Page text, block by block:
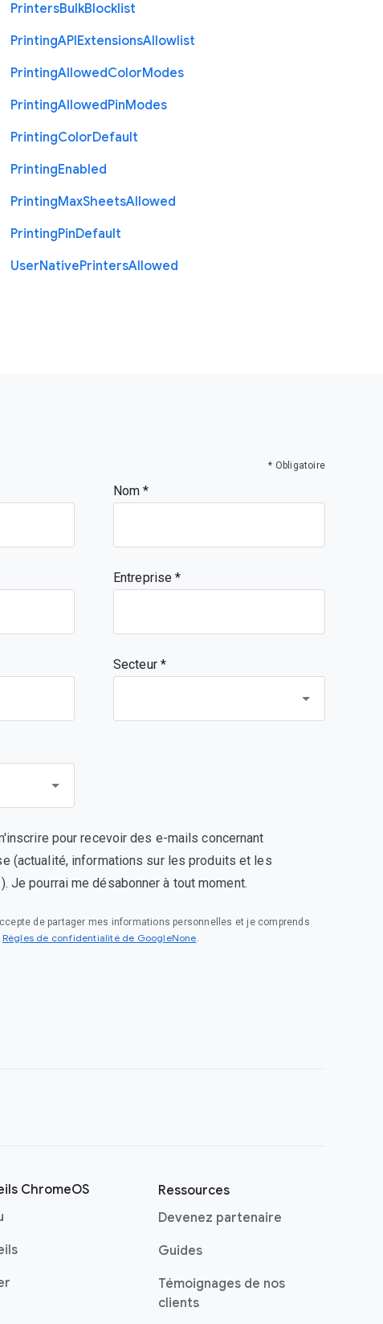
PrintersBulkBlocklist
PrintingAPIExtensionsAllowlist
PrintingAllowedColorModes
PrintingAllowedPinModes
PrintingColorDefault
PrintingEnabled
PrintingMaxSheetsAllowed
PrintingPinDefault
UserNativePrintersAllowed
* Obligatoire
Nom
Entreprise
Secteur *
pour recevoir des e-mails concernant
(actualité, informations sur les produits et les
Je pourrai me désabonner à tout moment.
de partager mes informations personnelles et je comprends
Règles de confidentialité de GoogleNone.
ChromeOS
Ressources
Devenez partenaire
Guides
Témoignages de nos
clients